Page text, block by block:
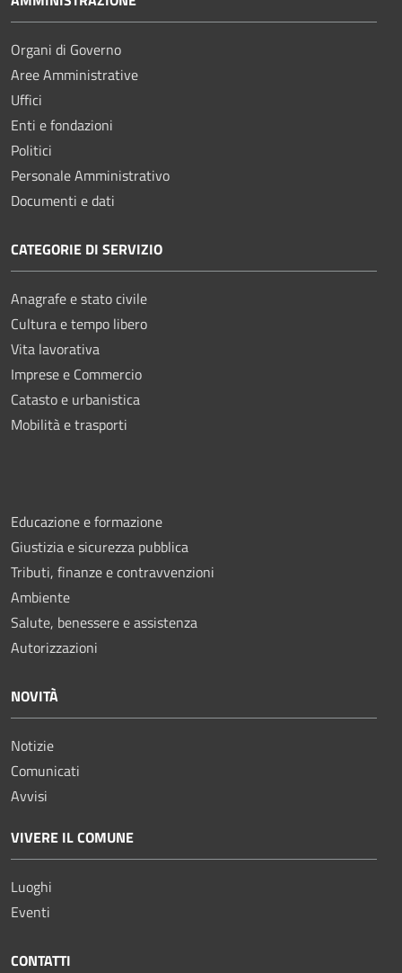
Organi di Governo
Aree Amministrative
Uffici
Enti e fondazioni
Politici
Personale Amministrativo
Documenti e dati
CATEGORIE DI SERVIZIO
Anagrafe e stato civile
Cultura e tempo libero
Vita lavorativa
Imprese e Commercio
Catasto e urbanistica
Mobilità e trasporti
Educazione e formazione
Giustizia e sicurezza pubblica
Tributi, finanze e contravvenzioni
Ambiente
Salute, benessere e assistenza
Autorizzazioni
NOVITÀ
Notizie
Comunicati
Avvisi
VIVERE IL COMUNE
Luoghi
Eventi
CONTATTI